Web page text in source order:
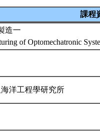
課程
造一
of Optomechatronic
洋工程學研究所